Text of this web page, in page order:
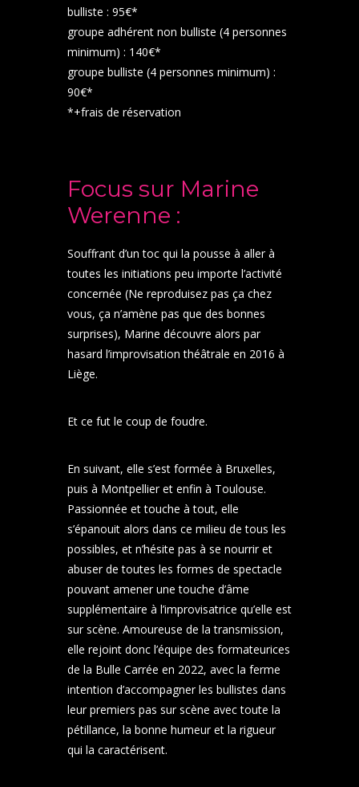
bulliste : 95€*
groupe adhérent non bulliste (4 personnes
minimum) : 140€*
groupe bulliste (4 personnes minimum) :
90€*
*+frais de réservation
Focus sur Marine
Werenne :
Souffrant d’un toc qui la pousse à aller à
toutes les initiations peu importe l’activité
concernée (Ne reproduisez pas ça chez
vous, ça n’amène pas que des bonnes
surprises), Marine découvre alors par
hasard l’improvisation théâtrale en 2016 à
Liège.
Et ce fut le coup de foudre.
En suivant, elle s’est formée à Bruxelles,
puis à Montpellier et enfin à Toulouse.
Passionnée et touche à tout, elle
s’épanouit alors dans ce milieu de tous les
possibles, et n’hésite pas à se nourrir et
abuser de toutes les formes de spectacle
pouvant amener une touche d’âme
supplémentaire à l’improvisatrice qu’elle est
sur scène. Amoureuse de la transmission,
elle rejoint donc l’équipe des formateurices
de la Bulle Carrée en 2022, avec la ferme
intention d’accompagner les bullistes dans
leur premiers pas sur scène avec toute la
pétillance, la bonne humeur et la rigueur
qui la caractérisent.